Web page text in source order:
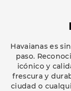
Havaianas es
paso.
icónico y
frescura y
ciudad o